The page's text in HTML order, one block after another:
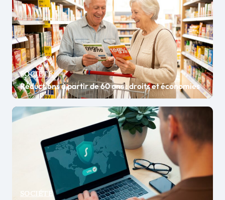
SOCIÉTÉ
Réductions à partir de 60 ans : droits et économies
SOCIÉTÉ